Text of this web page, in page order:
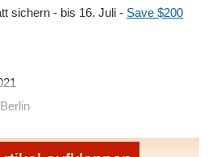
sichern - bis 16. Juli - Save $200